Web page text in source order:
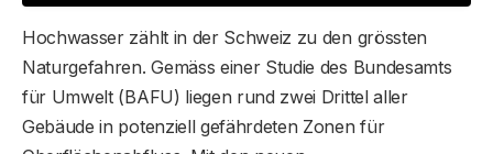
Hochwasser zählt in der Schweiz zu den grössten
Naturgefahren. Gemäss einer Studie des Bundesamts
für Umwelt (BAFU) liegen rund zwei Drittel aller
Gebäude in potenziell gefährdeten Zonen für